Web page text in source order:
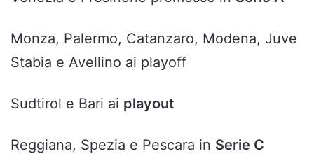
Monza, Palermo, Catanzaro, Modena, Juve
Stabia e Avellino ai playoff
Sudtirol e Bari ai playout
Reggiana, Spezia e Pescara in Serie C